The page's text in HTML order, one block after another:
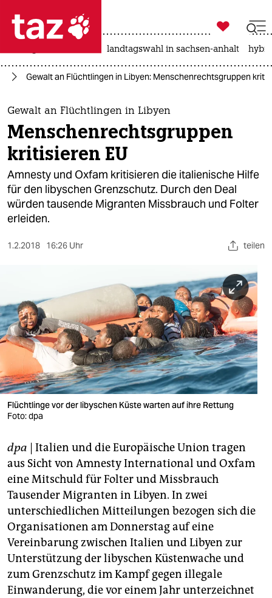
 taz zahl ich
taz zahl ich
themen
politik
öko
gesellschaft
kultur
sport
nord
wahrheit
verlag
verlag
veranstaltungen
fragen & hilfe
unterstützen
abo
genossenschaft
epaper login

taz zahl ich
landtagswahl in sachsen-anhalt
Gewalt an Flüchtlingen in Libyen: Menschenrechtsgruppen
Gewalt an Flüchtlingen in Libyen
Menschenrechtsgruppen
kritisieren EU
Amnesty und Oxfam kritisieren die italienische Hilfe
für den libyschen Grenzschutz. Durch den Deal
würden tausende Migranten Missbrauch und Folter
erleiden.
1.2.2018 16:26 Uhr teilen
Flüchtlinge vor der libyschen Küste warten auf ihre Rettung
Foto: dpa
dpa | Italien und die Europäische Union tragen
aus Sicht von Amnesty International und Oxfam
eine Mitschuld für Folter und Missbrauch
Tausender Migranten in Libyen. In zwei
unterschiedlichen Mitteilungen bezogen sich die
Organisationen am Donnerstag auf eine
Vereinbarung zwischen Italien und Libyen zur
Unterstützung der libyschen Küstenwache und
zum Grenzschutz im Kampf gegen illegale
Einwanderung, die vor einem Jahr unterzeichnet